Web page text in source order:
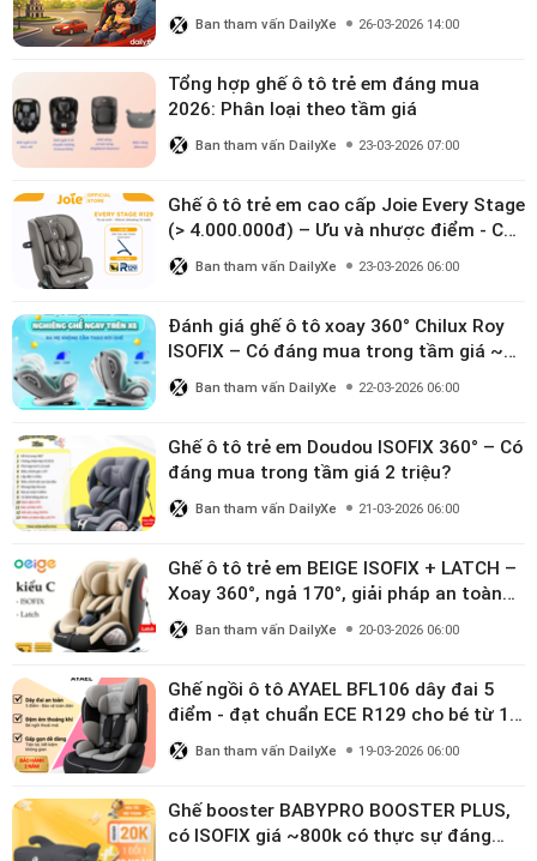
Ban tham vấn DailyXe 26-03-2026 14:00
Tổng hợp ghế ô tô trẻ em đáng mua
2026: Phân loại theo tầm giá
Ban tham vấn DailyXe 23-03-2026 07:00
Ghế ô tô trẻ em cao cấp Joie Every Stage
(> 4.000.000đ) – Ưu và nhược điểm - Có
đáng đầu tư cho bé từ 0–12 tuổi?
Ban tham vấn DailyXe 23-03-2026 06:00
Đánh giá ghế ô tô xoay 360° Chilux Roy
ISOFIX – Có đáng mua trong tầm giá ~3
triệu
Ban tham vấn DailyXe 22-03-2026 06:00
Ghế ô tô trẻ em Doudou ISOFIX 360° – Có
đáng mua trong tầm giá 2 triệu?
Ban tham vấn DailyXe 21-03-2026 06:00
Ghế ô tô trẻ em BEIGE ISOFIX + LATCH –
Xoay 360°, ngả 170°, giải pháp an toàn
linh hoạt cho bé 0–10 tuổi
Ban tham vấn DailyXe 20-03-2026 06:00
Ghế ngồi ô tô AYAEL BFL106 dây đai 5
điểm - đạt chuẩn ECE R129 cho bé từ 1–
10 tuổi
Ban tham vấn DailyXe 19-03-2026 06:00
Ghế booster BABYPRO BOOSTER PLUS,
có ISOFIX giá ~800k có thực sự đáng